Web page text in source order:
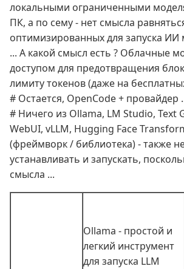
локальными ограниченными
ПК, а по сему - нет смысла
оптимизированных для запуска
... А какой смысл есть ? Облачные
доступом для предотвращения
лимиту токенов (даже на
# Остается, OpenCode + провайдер
# Ничего из Ollama, LM Studio, Text
WebUI, vLLM, Hugging Face
(фреймворк / библиотека) - также
устанавливать и запускать,
смысла ...
Ollama - простой и
легкий инструмент
для запуска LLM